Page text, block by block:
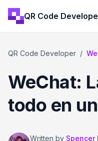
QR Code
QR Code Developer /
WeChat:
todo en
Written by Spencer